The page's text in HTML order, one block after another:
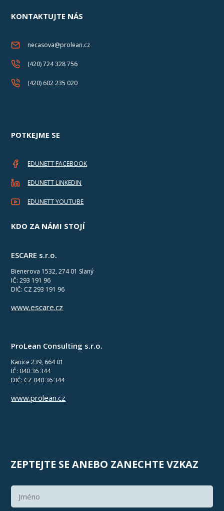
KONTAKTUJTE NÁS
necasova@prolean.cz
(420) 724 328 756
(420) 602 235 020
POTKEJME SE
EDUNETT FACEBOOK
EDUNETT LINKEDIN
EDUNETT YOUTUBE
KDO ZA NÁMI STOJÍ
ESCARE s.r.o.
Bienerova 1532, 274 01 Slaný
IČ: 293 191 96
DIČ: CZ 293 191 96
www.escare.cz
ProLean Consulting s.r.o.
Kanice 239, 664 01
IČ: 040 36 344
DIČ: CZ 040 36 344
www.prolean.cz
ZEPTEJTE SE ANEBO ZANECHTE VZKAZ